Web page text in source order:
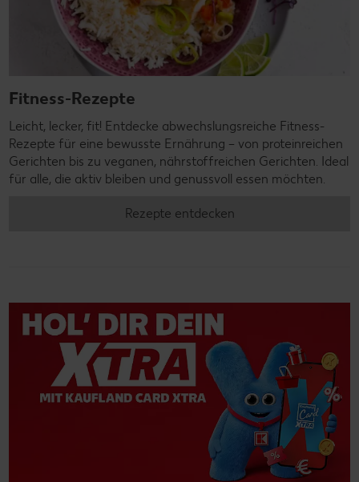
Fitness-Rezepte
Leicht, lecker, fit! Entdecke abwechslungsreiche Fitness-
Rezepte für eine bewusste Ernährung – von proteinreichen
Gerichten bis zu veganen, nährstoffreichen Gerichten. Ideal
für alle, die aktiv bleiben und genussvoll essen möchten.
Rezepte entdecken